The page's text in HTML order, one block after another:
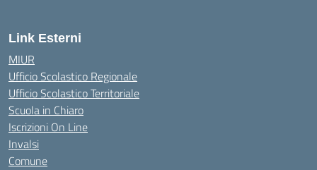
Link Esterni
MIUR
Ufficio Scolastico Regionale
Ufficio Scolastico Territoriale
Scuola in Chiaro
Iscrizioni On Line
Invalsi
Comune